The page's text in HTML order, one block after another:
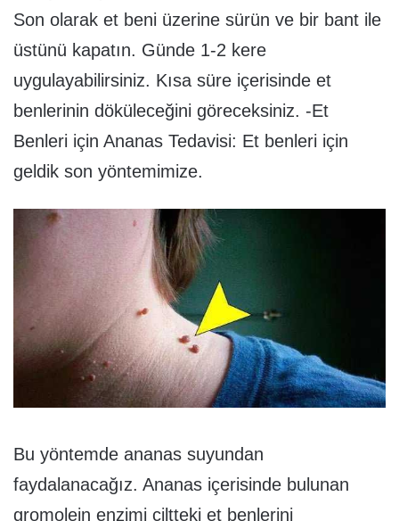
Son olarak et beni üzerine sürün ve bir bant ile
üstünü kapatın. Günde 1-2 kere
uygulayabilirsiniz. Kısa süre içerisinde et
benlerinin döküleceğini göreceksiniz. -Et
Benleri için Ananas Tedavisi: Et benleri için
geldik son yöntemimize.
Bu yöntemde ananas suyundan
faydalanacağız. Ananas içerisinde bulunan
gromolein enzimi ciltteki et benlerini